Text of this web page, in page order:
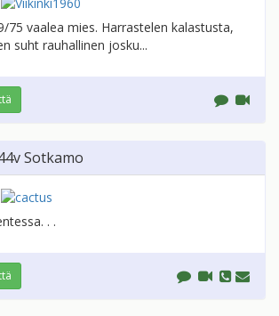
75 vaalea mies. Harrastelen kalastusta,
suht rauhallinen josku...
Sotkamo
. .